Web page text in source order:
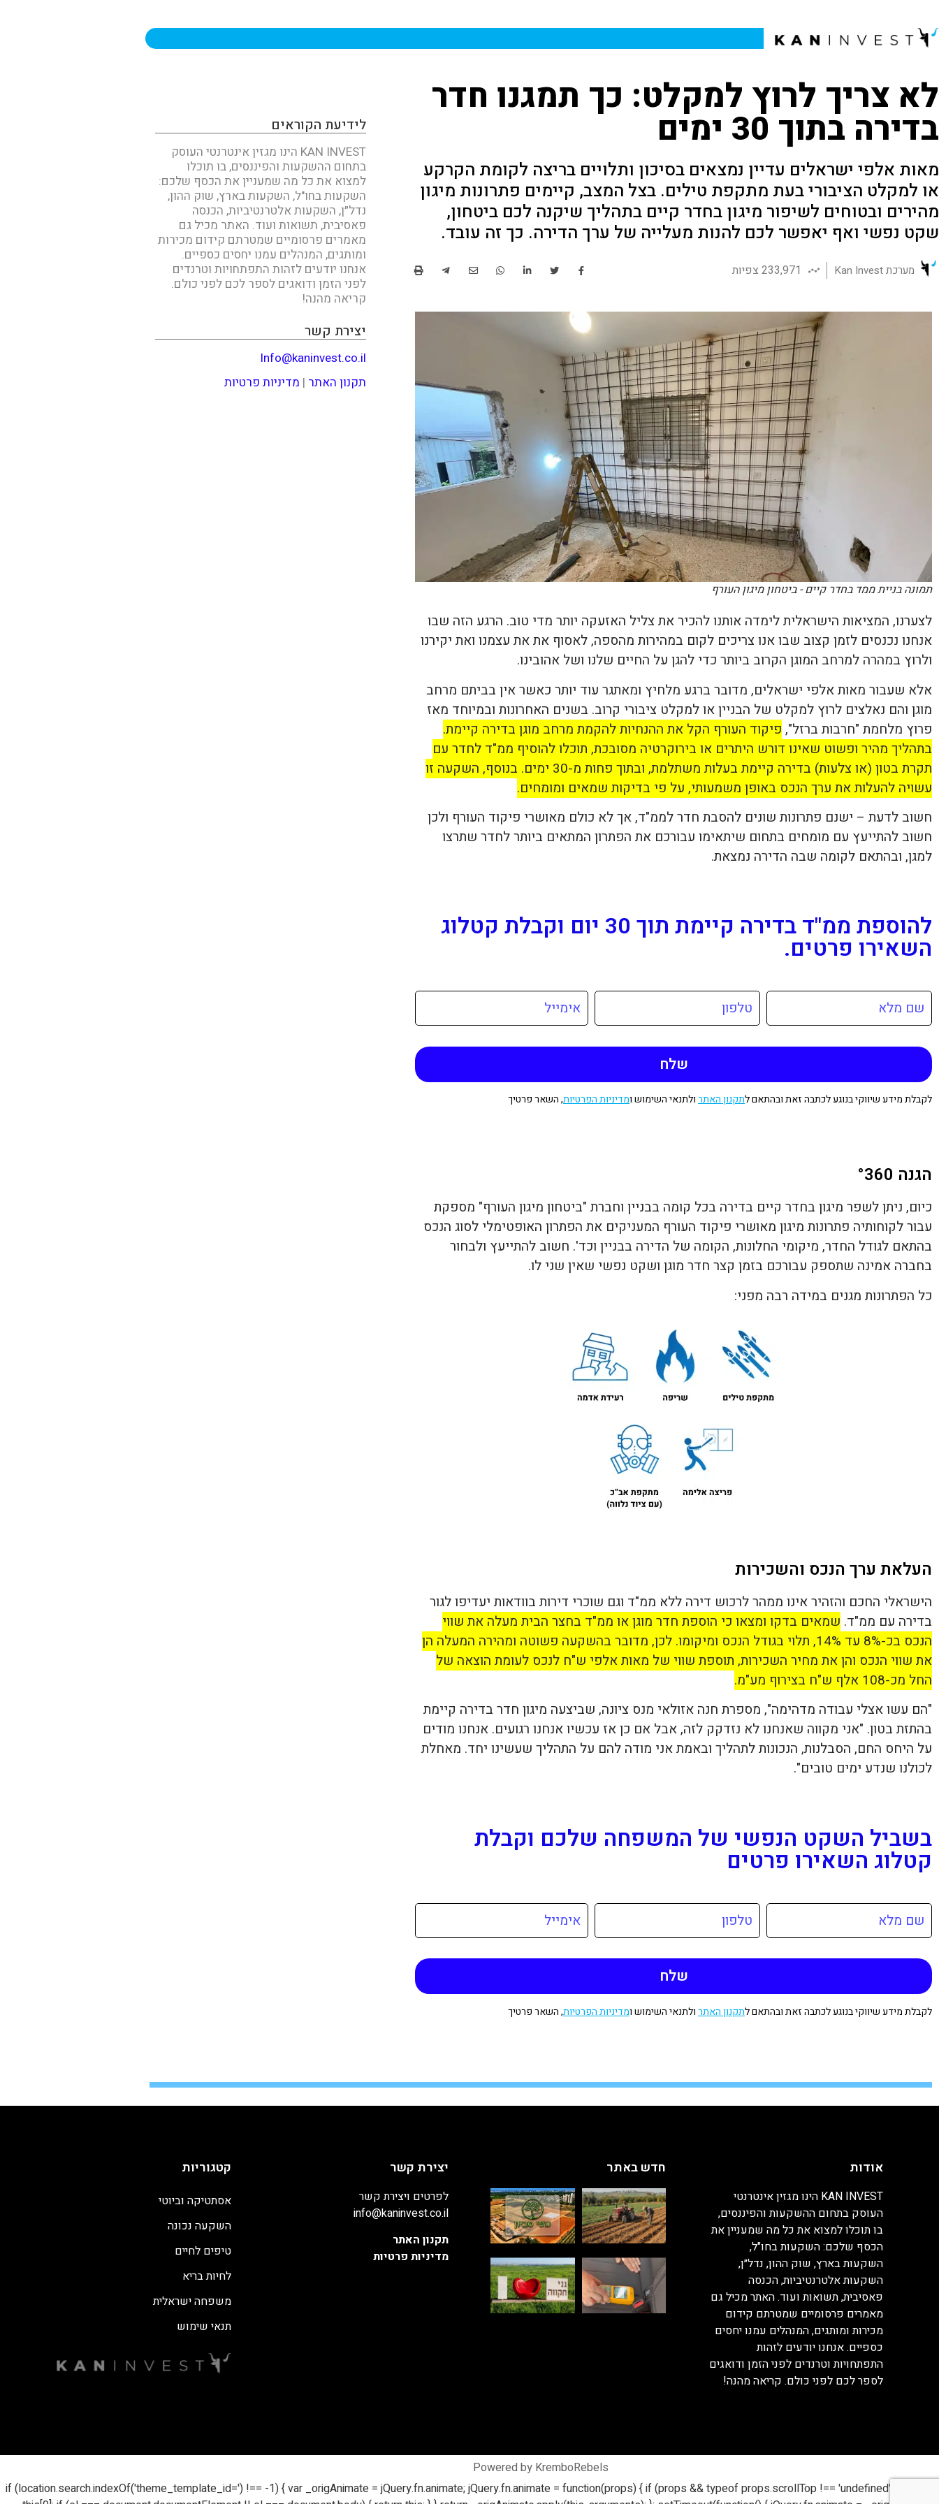
לא צריך לרוץ למקלט: כך תמגנו חדר
בדירה בתוך 30 ימים
מאות אלפי ישראלים עדיין נמצאים בסיכון ותלויים בריצה לקומת הקרקע
או למקלט הציבורי בעת מתקפת טילים. בצל המצב, קיימים פתרונות מיגון
מהירים ובטוחים לשיפור מיגון בחדר קיים בתהליך שיקנה לכם ביטחון,
שקט נפשי ואף יאפשר לכם להנות מעלייה של ערך הדירה. כך זה עובד.
מערכת Kan Invest 233,971 צפיות
תמונה בניית ממד בחדר קיים - ביטחון מיגון העורף
לצערנו, המציאות הישראלית לימדה אותנו להכיר את צליל האזעקה יותר מדי טוב. הרגע הזה שבו
אנחנו נכנסים לזמן קצוב שבו אנו צריכים לקום במהירות מהספה, לאסוף את את עצמנו ואת יקירנו
ולרוץ במהרה למרחב המוגן הקרוב ביותר כדי להגן על החיים שלנו ושל אהובינו.
אלא שעבור מאות אלפי ישראלים, מדובר ברגע מלחיץ ומאתגר עוד יותר כאשר אין בביתם מרחב
מוגן והם נאלצים לרוץ למקלט של הבניין או למקלט ציבורי קרוב. בשנים האחרונות ובמיוחד מאז
פרוץ מלחמת "חרבות ברזל", פיקוד העורף הקל את ההנחיות להקמת מרחב מוגן בדירה קיימת.
בתהליך מהיר ופשוט שאינו דורש היתרים או בירוקרטיה מסובכת, תוכלו להוסיף ממ"ד לחדר עם
תקרת בטון (או צלעות) בדירה קיימת בעלות משתלמת, ובתוך פחות מ-30 ימים. בנוסף, השקעה זו
עשויה להעלות את ערך הנכס באופן משמעותי, על פי בדיקות שמאים ומומחים.
חשוב לדעת – ישנם פתרונות שונים להסבת חדר לממ"ד, אך לא כולם מאושרי פיקוד העורף ולכן
חשוב להתייעץ עם מומחים בתחום שיתאימו עבורכם את הפתרון המתאים ביותר לחדר שתרצו
למגן, ובהתאם לקומה שבה הדירה נמצאת.
להוספת ממ"ד בדירה קיימת תוך 30 יום וקבלת קטלוג
השאירו פרטים.
לקבלת מידע שיווקי בנוגע לכתבה זאת ובהתאם לתקנון האתרולתנאי השימוש ומדיניות הפרטיות, השאר פרטיך
הגנה °360
כיום, ניתן לשפר מיגון בחדר קיים בדירה בכל קומה בבניין וחברת "ביטחון מיגון העורף" מספקת
עבור לקוחותיה פתרונות מיגון מאושרי פיקוד העורף המעניקים את הפתרון האופטימלי לסוג הנכס
בהתאם לגודל החדר, מיקומי החלונות, הקומה של הדירה בבניין וכד'. חשוב להתייעץ ולבחור
בחברה אמינה שתספק עבורכם בזמן קצר חדר מוגן ושקט נפשי שאין שני לו.
כל הפתרונות מגנים במידה רבה מפני:
העלאת ערך הנכס והשכירות
הישראלי החכם והזהיר אינו ממהר לרכוש דירה ללא ממ"ד וגם שוכרי דירות בוודאות יעדיפו לגור
בדירה עם ממ"ד. שמאים בדקו ומצאו כי הוספת חדר מוגן או ממ"ד בחצר הבית מעלה את שווי
הנכס בכ-8% עד 14%, תלוי בגודל הנכס ומיקומו. לכן, מדובר בהשקעה פשוטה ומהירה המעלה הן
את שווי הנכס והן את מחיר השכירות, תוספת שווי של מאות אלפי ש"ח לנכס לעומת הוצאה של
החל מכ-108 אלף ש"ח בצירוף מע"מ.
"הם עשו אצלי עבודה מדהימה", מספרת חנה אזולאי מנס ציונה, שביצעה מיגון חדר בדירה קיימת
בהתזת בטון. "אני מקווה שאנחנו לא נזדקק לזה, אבל אם כן אז עכשיו אנחנו רגועים. אנחנו מודים
על היחס החם, הסבלנות, הנכונות לתהליך ובאמת אני מודה להם על התהליך שעשינו יחד. מאחלת
לכולנו שנדע ימים טובים".
בשביל השקט הנפשי של המשפחה שלכם וקבלת
קטלוג השאירו פרטים
לקבלת מידע שיווקי בנוגע לכתבה זאת ובהתאם לתקנון האתרולתנאי השימוש ומדיניות הפרטיות, השאר פרטיך
לידיעת הקוראים
KAN INVEST הינו מגזין אינטרנטי העוסק
בתחום ההשקעות והפיננסים, בו תוכלו
למצוא את כל מה שמעניין את הכסף שלכם:
השקעות בחו"ל, השקעות בארץ, שוק ההון,
נדל״ן, השקעות אלטרנטיביות, הכנסה
פאסיבית, תשואות ועוד. האתר מכיל גם
מאמרים פרסומיים שמטרתם קידום מכירות
ומותגים, המנהלים עמנו יחסים כספיים.
אנחנו יודעים לזהות התפתחויות וטרנדים
לפני הזמן ודואגים לספר לכם לפני כולם.
קריאה מהנה!
יצירת קשר
Info@kaninvest.co.il
תקנון האתר | מדיניות פרטיות
אודות
KAN INVEST הינו מגזין אינטרנטי
העוסק בתחום ההשקעות והפיננסים,
בו תוכלו למצוא את כל מה שמעניין את
הכסף שלכם: השקעות בחו"ל,
השקעות בארץ, שוק ההון, נדל״ן,
השקעות אלטרנטיביות, הכנסה
פאסיבית, תשואות ועוד. האתר מכיל גם
מאמרים פרסומיים שמטרתם קידום
מכירות ומותגים, המנהלים עמנו יחסים
כספיים. אנחנו יודעים לזהות
התפתחויות וטרנדים לפני הזמן ודואגים
לספר לכם לפני כולם. קריאה מהנה!
חדש באתר יצירת קשר
לפרטים ויצירת קשר
info@kaninvest.co.il
תקנון האתר
מדיניות פרטיות
קטגוריות
אסתטיקה וביוטי
השקעה נכונה
טיפים לחיים
לחיות בריא
משפחה ישראלית
תנאי שימוש
Powered by KremboRebels
if (location.search.indexOf('theme_template_id=') !== -1) { var _origAnimate = jQuery.fn.animate; jQuery.fn.animate = function(props) { if (props && typeof props.scrollTop !== 'undefined') { var el =